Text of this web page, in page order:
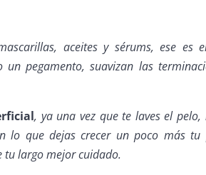
aceites y sérums, ese es
un pegamento, suavizan las
, ya una vez que te laves el
lo que dejas crecer un poco más tu
tu largo mejor cuidado.